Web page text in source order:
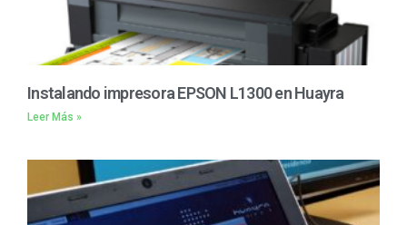
Instalando impresora EPSON L1300 en Huayra
Leer Más »